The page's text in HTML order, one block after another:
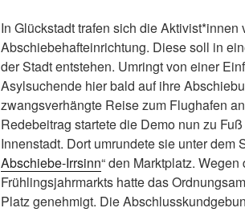
In Glückstadt trafen sich die Aktivist*innen
Abschiebehafteinrichtung. Diese soll in
der Stadt entstehen. Umringt von einer
Asylsuchende hier bald auf ihre
zwangsverhängte Reise zum Flughafen
Redebeitrag startete die Demo nun zu
Innenstadt. Dort umrundete sie unter dem
Abschiebe-Irrsinn“ den Marktplatz.
Frühlingsjahrmarkts hatte das
Platz genehmigt. Die